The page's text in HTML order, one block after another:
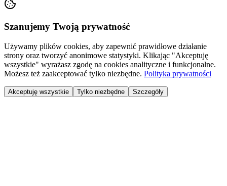
Szanujemy Twoją prywatność
Używamy plików cookies, aby zapewnić prawidłowe działanie
strony oraz tworzyć anonimowe statystyki. Klikając "Akceptuję
wszystkie" wyrażasz zgodę na cookies analityczne i funkcjonalne.
Możesz też zaakceptować tylko niezbędne. Polityka prywatności
Akceptuję wszystkie Tylko niezbędne Szczegóły